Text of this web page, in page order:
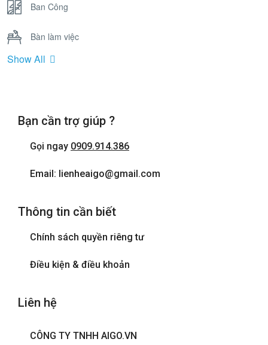
Ban Công
Bàn làm việc
Bồn Tắm Nằm
Điện thoại
Phòng tắm đứng
Show All
Bạn cần trợ giúp ?
Gọi ngay 0909.914.386
Email: lienheaigo@gmail.com
Thông tin cần biết
Chính sách quyền riêng tư
Điều kiện & điều khoản
Liên hệ
CÔNG TY TNHH AIGO.VN